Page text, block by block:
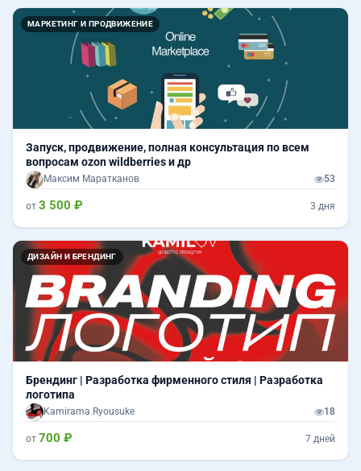
МАРКЕТИНГ И ПРОДВИЖЕНИЕ
Запуск, продвижение, полная консультация по всем
вопросам ozon wildberries и др
Максим Маратканов 53
от 3 500 ₽ 3 дня
ДИЗАЙН И БРЕНДИНГ
Брендинг | Разработка фирменного стиля | Разработка
логотипа
Kamirama Ryousuke 18
от 700 ₽ 7 дней